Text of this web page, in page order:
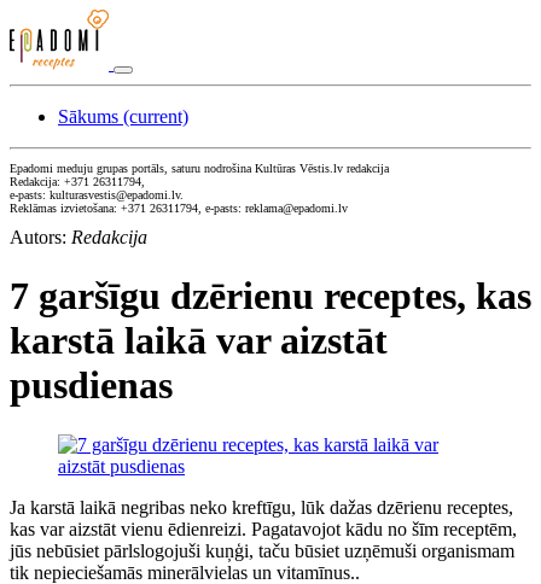
Sākums (current)
Epadomi meduju grupas portāls, saturu nodrošina Kultūras Vēstis.lv redakcija
Redakcija: +371 26311794,
e-pasts: kulturasvestis@epadomi.lv.
Reklāmas izvietošana: +371 26311794, e-pasts: reklama@epadomi.lv
Autors: Redakcija
7 garšīgu dzērienu receptes, kas
karstā laikā var aizstāt
pusdienas
Ja karstā laikā negribas neko kreftīgu, lūk dažas dzērienu receptes,
kas var aizstāt vienu ēdienreizi. Pagatavojot kādu no šīm receptēm,
jūs nebūsiet pārlslogojuši kuņģi, taču būsiet uzņēmuši organismam
tik nepieciešamās minerālvielas un vitamīnus..